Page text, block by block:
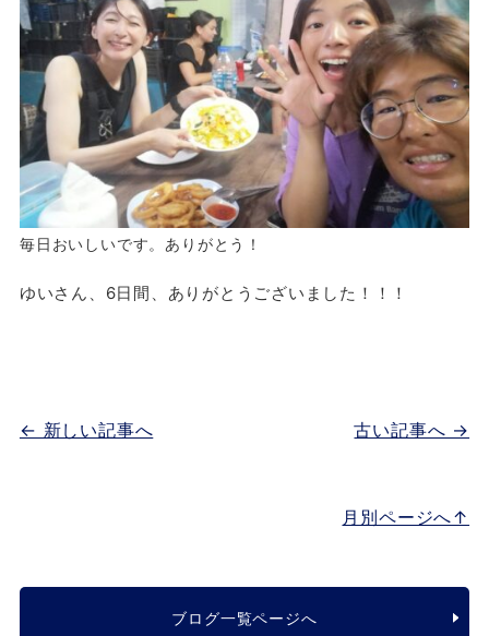
毎日おいしいです。ありがとう！
ゆいさん、6日間、ありがとうございました！！！
古い記事へ →
← 新しい記事へ
月別ページへ↑
ブログ一覧ページへ